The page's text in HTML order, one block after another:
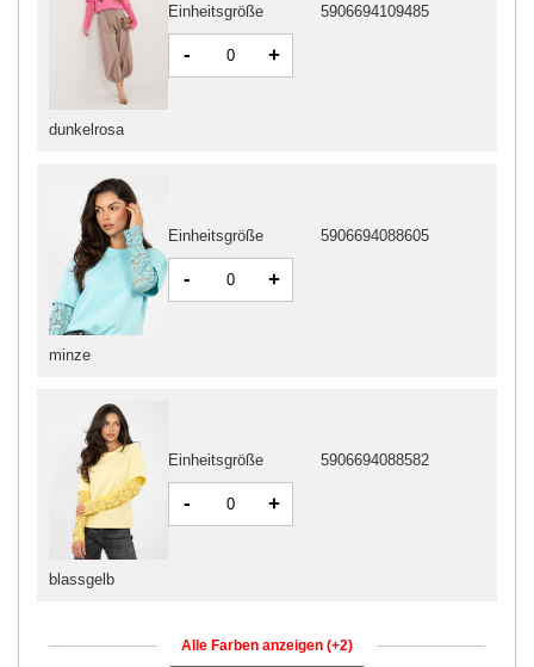
dunkelrosa
Einheitsgröße 5906694109485
- +
minze
Einheitsgröße 5906694088605
- +
blassgelb
Einheitsgröße 5906694088582
- +
Alle Farben anzeigen (+2)